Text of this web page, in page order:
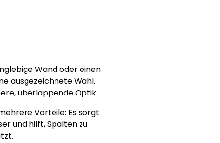
Wand oder einen
ausgezeichnete Wahl.
überlappende Optik.
Vorteile: Es sorgt
und hilft, Spalten zu